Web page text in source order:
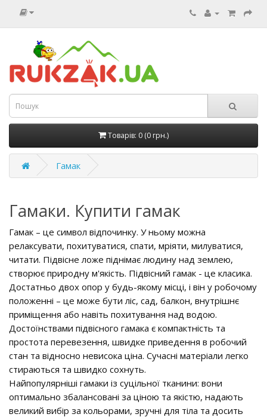
Товарів: 0 (0 грн.)
Гамак
Гамаки. Купити гамак
Гамак – це символ відпочинку. У ньому можна
релаксувати, похитуватися, спати, мріяти, милуватися,
читати. Підвісне ложе піднімає людину над землею,
створює природну м'якість. Підвісний гамак - це класика.
Достатньо двох опор у будь-якому місці, і він у робочому
положенні – це може бути ліс, сад, балкон, внутрішнє
приміщення або навіть похитування над водою.
Достоїнствами підвісного гамака є компактність та
простота перевезення, швидке приведення в робочий
стан та відносно невисока ціна. Сучасні матеріали легко
стираються та швидко сохнуть.
Найпопулярніші гамаки із суцільної тканини: вони
оптимально збалансовані за ціною та якістю, надають
великий вибір за кольорами, зручні для тіла та досить